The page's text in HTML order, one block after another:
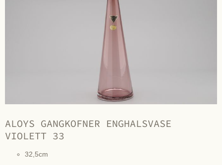
ALOYS GANGKOFNER ENGHALSVASE
VIOLETT 33
32,5cm